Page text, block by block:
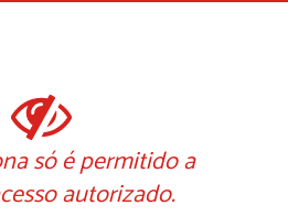
só é permitido a
autorizado.